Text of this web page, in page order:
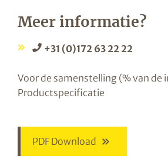
Meer informatie?
+31 (0)172 63 22 22
Voor de samenstelling (% van de
Productspecificatie
PDF Download